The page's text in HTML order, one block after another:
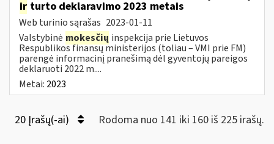
ir turto deklaravimo 2023 metais
Web turinio sąrašas 2023-01-11
Valstybinė mokesčių inspekcija prie Lietuvos
Respublikos finansų ministerijos (toliau – VMI prie FM)
parengė informacinį pranešimą dėl gyventojų pareigos
deklaruoti 2022 m....
Metai: 2023
20 Įrašų(-ai) Rodoma nuo 141 iki 160 iš 225 irašų.